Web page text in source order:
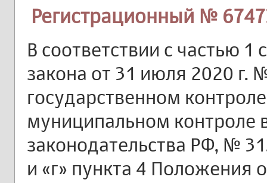
Регистрационный №
В соответствии с частью 1
закона от 31 июля 2020 г.
государственном
муниципальном контроле
законодательства РФ, №
и «г» пункта 4 Положения